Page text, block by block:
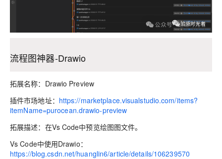
流程图神器-Drawio
拓展名称：Drawio Preview
插件市场地址： https://marketplace.visualstudio.com/items?
itemName=purocean.drawio-preview
拓展描述：在Vs Code中预览绘图图文件。
Vs Code中使用Drawio：
https://blog.csdn.net/huanglin6/article/details/106239570